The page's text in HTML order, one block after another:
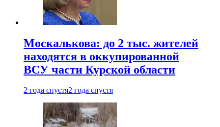
Москалькова: до 2 тыс. жителей
находятся в оккупированной
ВСУ части Курской области
2 года спустя2 года спустя